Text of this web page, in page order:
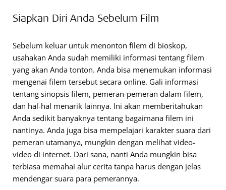
Siapkan Diri Anda Sebelum Film
Sebelum keluar untuk menonton filem di bioskop,
usahakan Anda sudah memiliki informasi tentang filem
yang akan Anda tonton. Anda bisa menemukan informasi
mengenai filem tersebut secara online. Gali informasi
tentang sinopsis filem, pemeran-pemeran dalam filem,
dan hal-hal menarik lainnya. Ini akan memberitahukan
Anda sedikit banyaknya tentang bagaimana filem ini
nantinya. Anda juga bisa mempelajari karakter suara dari
pemeran utamanya, mungkin dengan melihat video-
video di internet. Dari sana, nanti Anda mungkin bisa
terbiasa memahai alur cerita tanpa harus dengan jelas
mendengar suara para pemerannya.